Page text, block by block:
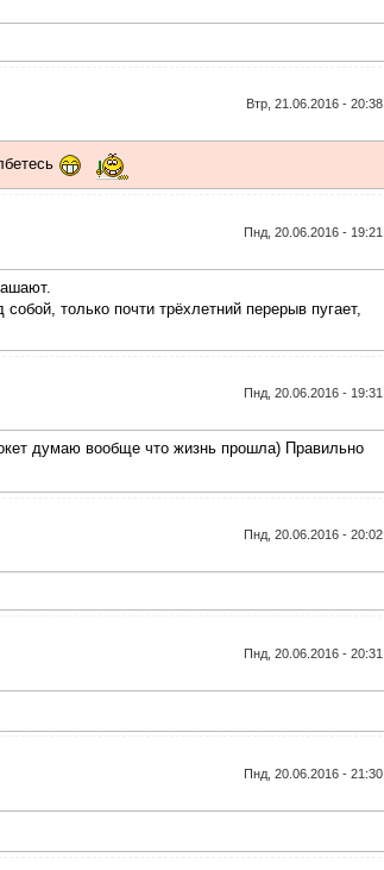
Втр, 21.06.2016 - 20:38
Пнд, 20.06.2016 - 19:21
только почти трёхлетний перерыв пугает,
Пнд, 20.06.2016 - 19:31
думаю вообще что жизнь прошла) Правильно
Пнд, 20.06.2016 - 20:02
Пнд, 20.06.2016 - 20:31
Пнд, 20.06.2016 - 21:30